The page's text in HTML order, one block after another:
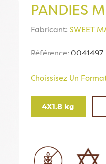
PANDIES
Fabricant: SWEET
Référence: 0041497
Choissisez Un
4X1.8 kg